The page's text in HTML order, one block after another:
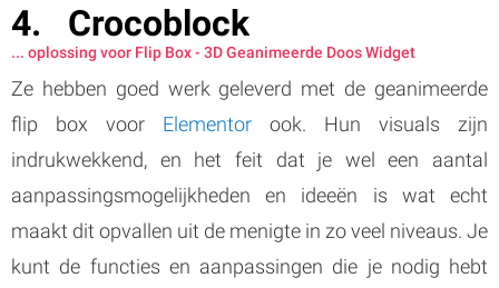
Crocoblock
... oplossing voor Flip Box - 3D Geanimeerde Doos Widget
Ze hebben goed werk geleverd met de geanimeerde
flip box voor Elementor ook. Hun visuals zijn
indrukwekkend, en het feit dat je wel een aantal
aanpassingsmogelijkheden en ideeën is wat echt
maakt dit opvallen uit de menigte in zo veel niveaus. Je
kunt de functies en aanpassingen die je nodig hebt